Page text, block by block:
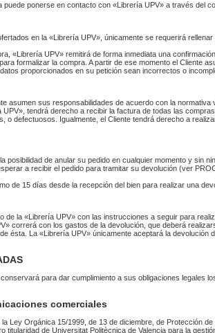
puede ponerse en contacto con «Librería UPV» a través del
en la «Librería UPV», únicamente se requerirá
«Librería UPV» remitirá de forma inmediata una
formalizar la compra. A partir de ese momento el Cliente
proporcionados en su petición sean incorrectos o
asumen sus responsabilidades de acuerdo con la
tendrá derecho a recibir la factura de todas las
o defectuosos. Igualmente, el Cliente tendrá derecho a
posibilidad de anular su pedido en cualquier momento y sin
a recibir el pedido para tramitar su devolución (ver
de 15 días desde la recepción del bien para realizar una
de la «Librería UPV» con las instrucciones a seguir para
correrá con los gastos de la devolución, que deberá
ésta. La «Librería UPV» únicamente aceptará la
conservará para dar cumplimiento a sus obligaciones
comerciales
Ley Orgánica 15/1999, de 13 de diciembre, de Protección
titularidad de Universitat Politècnica de Valencia para la